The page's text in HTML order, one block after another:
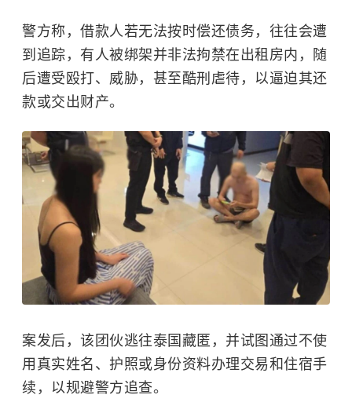
警方称，借款人若无法按时偿还债务，往往会遭
到追踪，有人被绑架并非法拘禁在出租房内，随
后遭受殴打、威胁，甚至酷刑虐待，以逼迫其还
款或交出财产。
案发后，该团伙逃往泰国藏匿，并试图通过不使
用真实姓名、护照或身份资料办理交易和住宿手
续，以规避警方追查。